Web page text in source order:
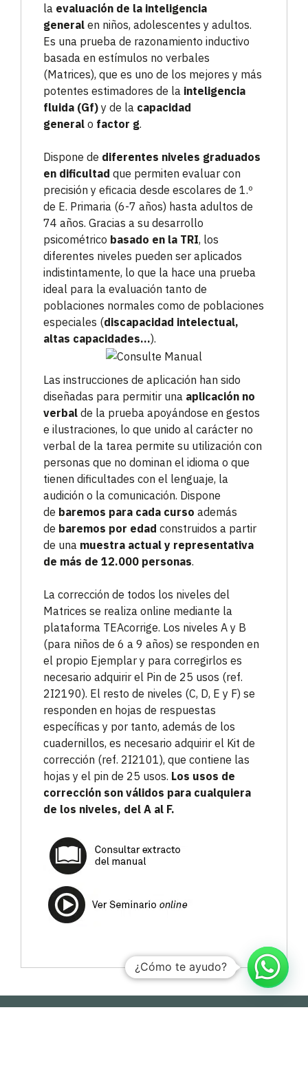
la evaluación de la inteligencia
general en niños, adolescentes y adultos.
Es una prueba de razonamiento inductivo
basada en estímulos no verbales
(Matrices), que es uno de los mejores y más
potentes estimadores de la inteligencia
fluida (Gf) y de la capacidad
general o factor g.
Dispone de diferentes niveles graduados
en dificultad que permiten evaluar con
precisión y eficacia desde escolares de 1.º
de E. Primaria (6-7 años) hasta adultos de
74 años. Gracias a su desarrollo
psicométrico basado en la TRI, los
diferentes niveles pueden ser aplicados
indistintamente, lo que la hace una prueba
ideal para la evaluación tanto de
poblaciones normales como de poblaciones
especiales (discapacidad intelectual,
altas capacidades…).
Las instrucciones de aplicación han sido
diseñadas para permitir una aplicación no
verbal de la prueba apoyándose en gestos
e ilustraciones, lo que unido al carácter no
verbal de la tarea permite su utilización con
personas que no dominan el idioma o que
tienen dificultades con el lenguaje, la
audición o la comunicación. Dispone
de baremos para cada curso además
de baremos por edad construidos a partir
de una muestra actual y representativa
de más de 12.000 personas.
La corrección de todos los niveles del
Matrices se realiza online mediante la
plataforma TEAcorrige. Los niveles A y B
(para niños de 6 a 9 años) se responden en
el propio Ejemplar y para corregirlos es
necesario adquirir el Pin de 25 usos (ref.
2I2190). El resto de niveles (C, D, E y F) se
responden en hojas de respuestas
específicas y por tanto, además de los
cuadernillos, es necesario adquirir el Kit de
corrección (ref. 2I2101), que contiene las
hojas y el pin de 25 usos. Los usos de
corrección son válidos para cualquiera
de los niveles, del A al F.
¿Cómo te ayudo?